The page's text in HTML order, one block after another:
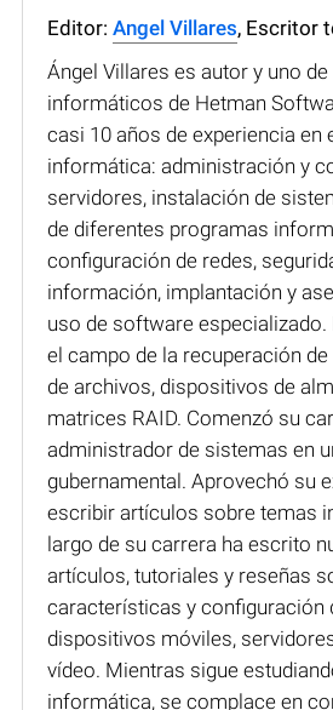
Editor: Angel Villares, Escritor
Ángel Villares es autor y uno
informáticos de Hetman
casi 10 años de experiencia en
informática: administración y
servidores, instalación de
de diferentes programas
configuración de redes,
información, implantación y
uso de software especializado.
el campo de la recuperación
de archivos, dispositivos de
matrices RAID. Comenzó su
administrador de sistemas en
gubernamental. Aprovechó su
escribir artículos sobre temas
largo de su carrera ha escrito
artículos, tutoriales y reseñas
características y configuración
dispositivos móviles,
vídeo. Mientras sigue
informática, se complace en